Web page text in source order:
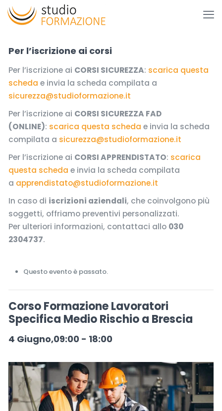
Per l’iscrizione ai corsi
Per l’iscrizione ai CORSI SICUREZZA: scarica questa
scheda e invia la scheda compilata a
sicurezza@studioformazione.it
Per l’iscrizione ai CORSI SICUREZZA FAD
(ONLINE): scarica questa scheda e invia la scheda
compilata a sicurezza@studioformazione.it
Per l’iscrizione ai CORSI APPRENDISTATO: scarica
questa scheda e invia la scheda compilata
a apprendistato@studioformazione.it
In caso di iscrizioni aziendali, che coinvolgono più
soggetti, offriamo preventivi personalizzati.
Per ulteriori informazioni, contattaci allo 030
2304737.
Questo evento è passato.
Corso Formazione Lavoratori
Specifica Medio Rischio a Brescia
4 Giugno,09:00 - 18:00